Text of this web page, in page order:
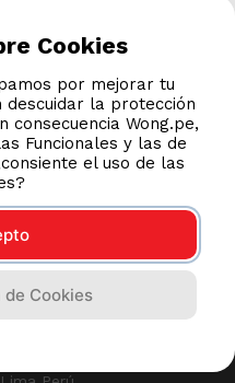
Cookies
por mejorar tu
la protección
consecuencia Wong.pe,
Funcionales y las de
el uso de las
Cookies